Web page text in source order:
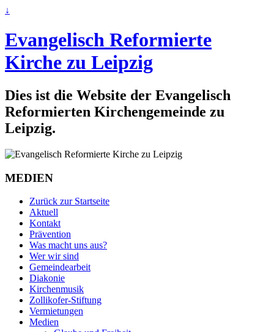
↓
Evangelisch Reformierte
Kirche zu Leipzig
Dies ist die Website der Evangelisch
Reformierten Kirchengemeinde zu
Leipzig.
MEDIEN
Zurück zur Startseite
Aktuell
Kontakt
Prävention
Was macht uns aus?
Wer wir sind
Gemeindearbeit
Diakonie
Kirchenmusik
Zollikofer-Stiftung
Vermietungen
Medien